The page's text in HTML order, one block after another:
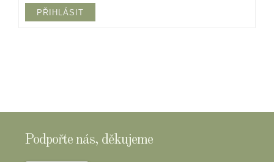
PŘIHLÁSIT
Podpořte nás, děkujeme